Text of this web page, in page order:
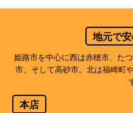
地元で
姫路市を中心に西は赤穂市、た
市、そして高砂市。北は福崎町
本店